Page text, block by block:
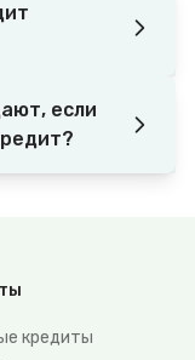
если
кредиты